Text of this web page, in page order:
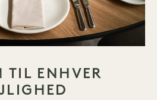
TIL ENHVER